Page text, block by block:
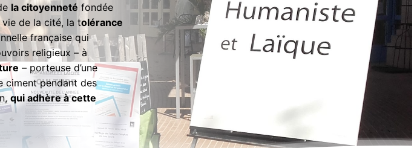
la citoyenneté fondée
de la cité, la tolérance
française qui
religieux – à
– porteuse d’une
ciment pendant des
qui adhère à cette